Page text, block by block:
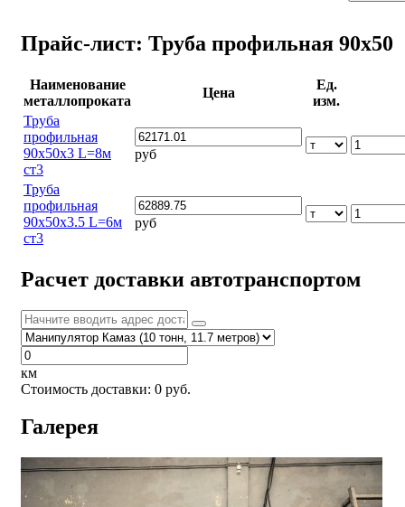
Прайс-лист: Труба профильная 90х50
Наименование
металлопроката
Цена
Ед.
изм.
Труба
профильная
90х50х3 L=8м
ст3
руб
Труба
профильная
90х50х3.5 L=6м
ст3
руб
Расчет доставки автотранспортом
км
Стоимость доставки: 0 руб.
Галерея